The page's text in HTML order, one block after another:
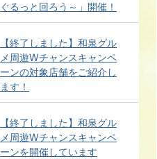
ぐるっと回ろう～」開催！
【終了しました】和泉グル
メ周遊Wチャンスキャンペ
ーンの対象店舗をご紹介し
ます！
【終了しました】和泉グル
メ周遊Wチャンスキャンペ
ーンを開催しています